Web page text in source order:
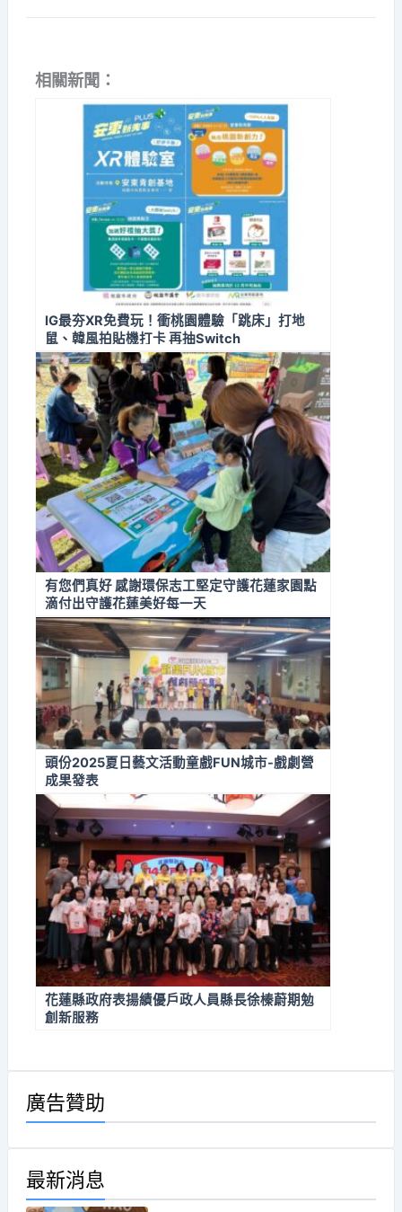
相關新聞：
IG最夯XR免費玩！衝桃園體驗「跳床」打地
鼠、韓風拍貼機打卡 再抽Switch
有您們真好 感謝環保志工堅定守護花蓮家園點
滴付出守護花蓮美好每一天
頭份2025夏日藝文活動童戲FUN城市-戲劇營
成果發表
花蓮縣政府表揚績優戶政人員縣長徐榛蔚期勉
創新服務
廣告贊助
最新消息